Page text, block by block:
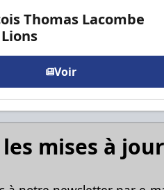
Thomas Lacombe
Voir
mises à jour